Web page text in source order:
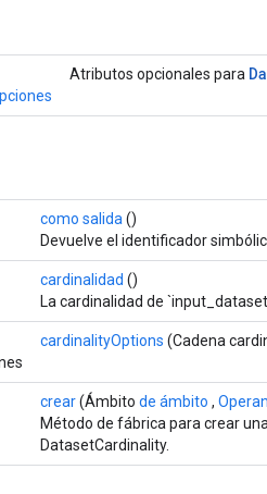
Atributos opcionales para
como salida ()
Devuelve el identificador
cardinalidad ()
La cardinalidad de
cardinalityOptions (Cadena
crear(Ámbito de ámbito ,
Método de fábrica para crear
DatasetCardinality.